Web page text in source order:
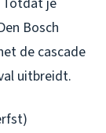
Bosch
de cascade
uitbreidt.